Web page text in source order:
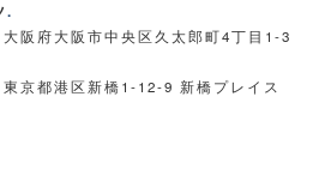
.
阪府大阪市中央区久太郎町4丁目1-3
京都港区新橋1-12-9 新橋プレイス